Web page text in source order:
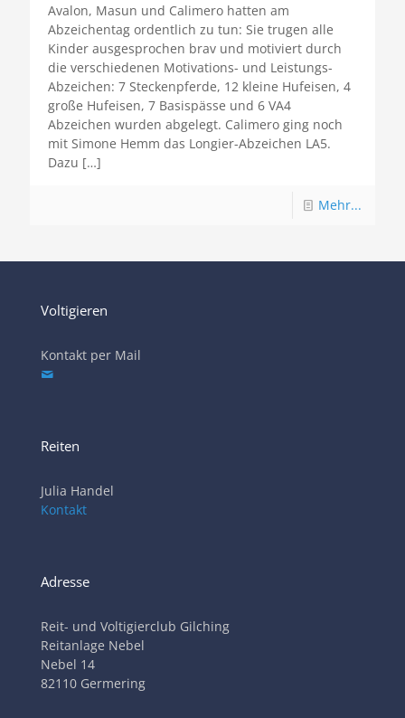
Avalon, Masun und Calimero hatten am
Abzeichentag ordentlich zu tun: Sie trugen alle
Kinder ausgesprochen brav und motiviert durch
die verschiedenen Motivations- und Leistungs-
Abzeichen: 7 Steckenpferde, 12 kleine Hufeisen, 4
große Hufeisen, 7 Basispässe und 6 VA4
Abzeichen wurden abgelegt. Calimero ging noch
mit Simone Hemm das Longier-Abzeichen LA5.
Dazu […]
Mehr...
Voltigieren
Kontakt per Mail
Reiten
Julia Handel
Kontakt
Adresse
Reit- und Voltigierclub Gilching
Reitanlage Nebel
Nebel 14
82110 Germering